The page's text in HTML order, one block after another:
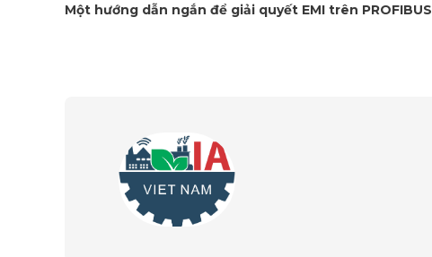
Một hướng dẫn ngắn để giải quyết EMI trên PROFIBUS